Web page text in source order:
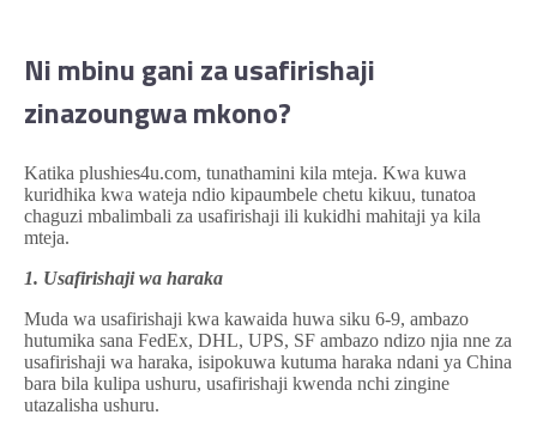
Ni mbinu gani za usafirishaji
zinazoungwa mkono?
Katika plushies4u.com, tunathamini kila mteja. Kwa kuwa
kuridhika kwa wateja ndio kipaumbele chetu kikuu, tunatoa
chaguzi mbalimbali za usafirishaji ili kukidhi mahitaji ya kila
mteja.
1. Usafirishaji wa haraka
Muda wa usafirishaji kwa kawaida huwa siku 6-9, ambazo
hutumika sana FedEx, DHL, UPS, SF ambazo ndizo njia nne za
usafirishaji wa haraka, isipokuwa kutuma haraka ndani ya China
bara bila kulipa ushuru, usafirishaji kwenda nchi zingine
utazalisha ushuru.